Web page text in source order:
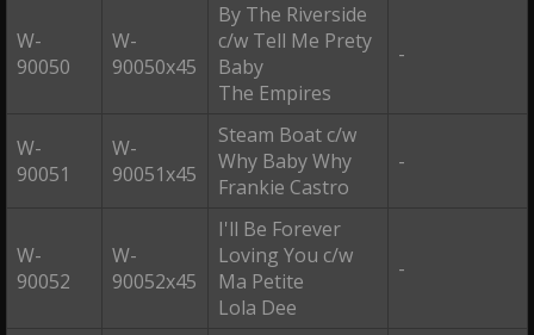
W-
90050
W-
90050x45
By The Riverside
c/w Tell Me Prety
Baby
The Empires
-
W-
90051
W-
90051x45
Steam Boat c/w
Why Baby Why
Frankie Castro
-
W-
90052
W-
90052x45
I'll Be Forever
Loving You c/w
Ma Petite
Lola Dee
-